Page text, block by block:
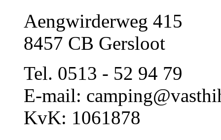
Aengwirderweg 415
8457 CB Gersloot
Tel. 0513 - 52 94 79
E-mail:
KvK: 1061878